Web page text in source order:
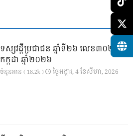
ទស្សវដ្តីប្រជាជន ឆ្នាំទី២៦ លេខ៣០២ ខែ
កក្កដា ឆ្នាំ២០២៦
ចំនួនអាន ( 18.2k ) ថ្ងៃ​អង្គារ, 4 ខែ​សីហា, 2026